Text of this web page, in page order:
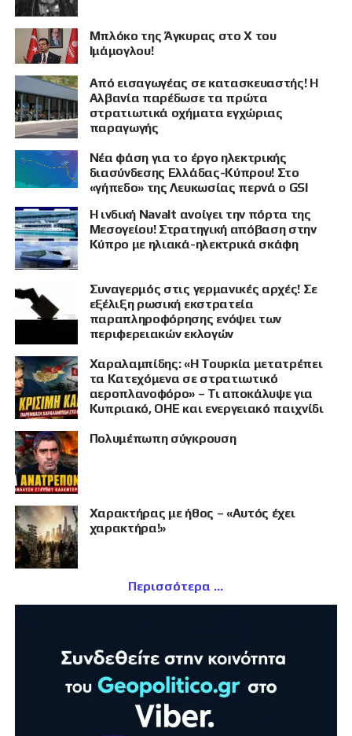
Μπλόκο της Άγκυρας στο X του
Ιμάμογλου!
Από εισαγωγέας σε κατασκευαστής! Η
Αλβανία παρέδωσε τα πρώτα
στρατιωτικά οχήματα εγχώριας
παραγωγής
Νέα φάση για το έργο ηλεκτρικής
διασύνδεσης Ελλάδας-Κύπρου! Στο
«γήπεδο» της Λευκωσίας περνά ο GSI
Η ινδική Navalt ανοίγει την πόρτα της
Μεσογείου! Στρατηγική απόβαση στην
Κύπρο με ηλιακά-ηλεκτρικά σκάφη
Συναγερμός στις γερμανικές αρχές! Σε
εξέλιξη ρωσική εκστρατεία
παραπληροφόρησης ενόψει των
περιφερειακών εκλογών
Χαραλαμπίδης: «Η Τουρκία μετατρέπει
τα Κατεχόμενα σε στρατιωτικό
αεροπλανοφόρο» – Τι αποκάλυψε για
Κυπριακό, ΟΗΕ και ενεργειακό παιχνίδι
Πολυμέπωπη σύγκρουση
Χαρακτήρας με ήθος – «Αυτός έχει
χαρακτήρα!»
Περισσότερα